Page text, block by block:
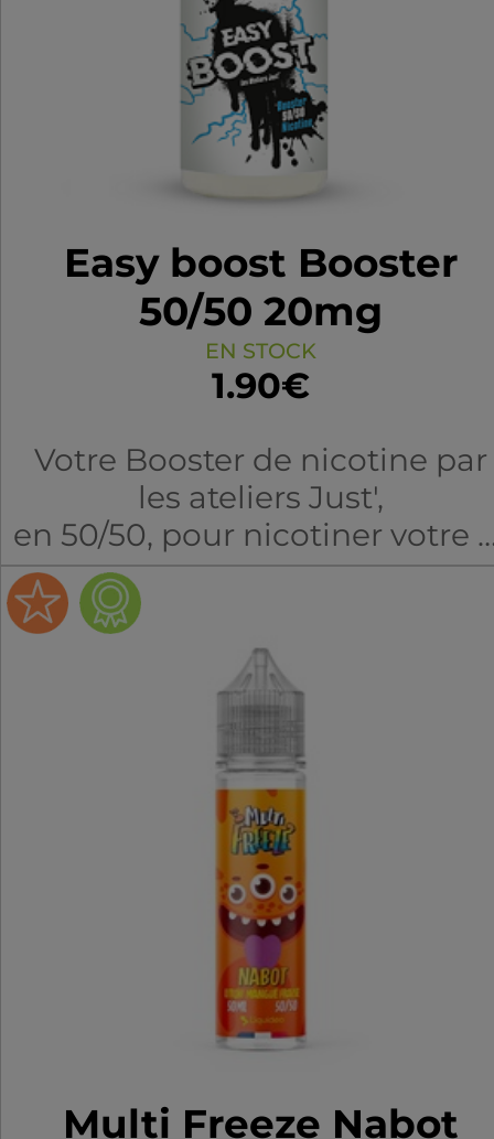
Easy boost Booster
50/50 20mg
EN STOCK
1.90€
Votre Booster de nicotine par
les ateliers Just',
en 50/50, pour nicotiner votre
liquide ou vos bases DIY.
Multi Freeze Nabot